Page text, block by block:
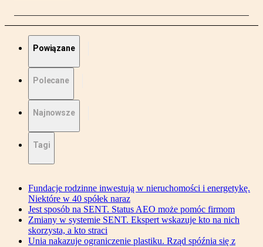
Powiązane
Polecane
Najnowsze
Tagi
Fundacje rodzinne inwestują w nieruchomości i energetykę.
Niektóre w 40 spółek naraz
Jest sposób na SENT. Status AEO może pomóc firmom
Zmiany w systemie SENT. Ekspert wskazuje kto na nich
skorzysta, a kto straci
Unia nakazuje ograniczenie plastiku. Rząd spóźnia się z